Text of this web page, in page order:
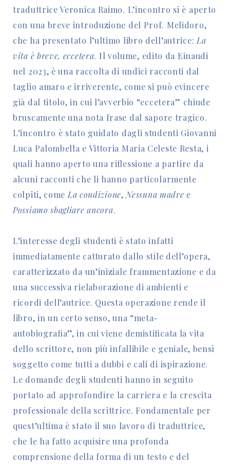
traduttrice Veronica Raimo. L’incontro si è aperto
con una breve introduzione del Prof. Melidoro,
che ha presentato l’ultimo libro dell’autrice: La
vita è breve, eccetera. Il volume, edito da Einaudi
nel 2023, è una raccolta di undici racconti dal
taglio amaro e irriverente, come si può evincere
già dal titolo, in cui l’avverbio “eccetera” chiude
bruscamente una nota frase dal sapore tragico.
L’incontro è stato guidato dagli studenti Giovanni
Luca Palombella e Vittoria Maria Celeste Resta, i
quali hanno aperto una riflessione a partire da
alcuni racconti che li hanno particolarmente
colpiti, come La condizione, Nessuna madre e
Possiamo sbagliare ancora.
L’interesse degli studenti è stato infatti
immediatamente catturato dallo stile dell’opera,
caratterizzato da un’iniziale frammentazione e da
una successiva rielaborazione di ambienti e
ricordi dell’autrice. Questa operazione rende il
libro, in un certo senso, una “meta-
autobiografia”, in cui viene demistificata la vita
dello scrittore, non più infallibile e geniale, bensì
soggetto come tutti a dubbi e cali di ispirazione.
Le domande degli studenti hanno in seguito
portato ad approfondire la carriera e la crescita
professionale della scrittrice. Fondamentale per
quest’ultima è stato il suo lavoro di traduttrice,
che le ha fatto acquisire una profonda
comprensione della forma di un testo e del